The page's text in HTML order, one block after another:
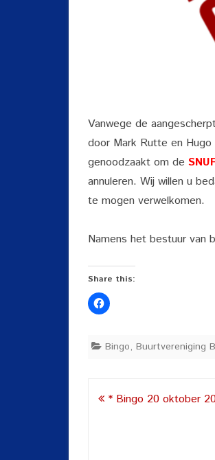
Vanwege de
door Mark Rutte en
genoodzaakt om de
annuleren. Wij willen u
te mogen verwelkomen.
Namens het bestuur van
Share this:
Bingo, Buurtvereniging
Post* Bingo 20 oktober